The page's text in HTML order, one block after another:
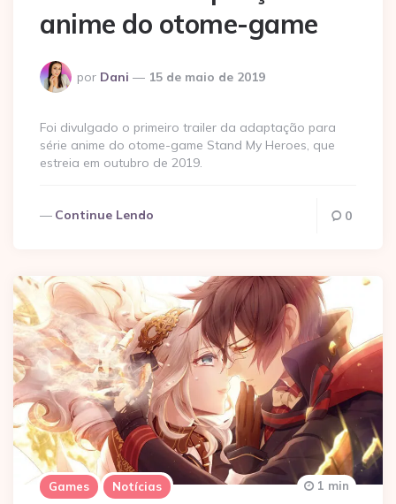
anime do otome-game
Postado
por
por Dani 15 de maio de 2019
Foi divulgado o primeiro trailer da adaptação para
série anime do otome-game Stand My Heroes, que
estreia em outubro de 2019.
Continue Lendo 0
Games Notícias 1 min